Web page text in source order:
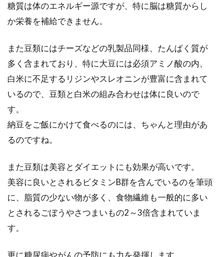
玄米で作るおいしいお粥でカロリー
を気にせず健康な体づくり
栄養の宝庫と言われる玄米は、食感が硬いのが
マイナスイメージですが、お粥にすることでお
いしくいただ...
大豆の煮物の水煮を作ろう！甘いと
小さくて丸くて茶色い大豆。皆さんもよくご存
待できる...
糖質は体のエネルギー源ですが、特に脳は糖質からし
か栄養を補給できません。
また豆類にはチーズなどの乳製品同様、たんぱく質が
多く含まれており、特に大豆には必須アミノ酸の内、
白米に不足するリジンやスレオニンが豊富に含まれて
いるので、豆類と白米の組み合わせは体に良いので
す。
納豆をご飯にかけて食べるのには、ちゃんと理由があ
るのですね。
また豆類は美容とダイエットにも効果が高いです。
美容に良いとされるビタミンB群を含んでいるのを筆頭
に、脂質の少ない物が多く、食物繊維も一般的に多い
とされるごぼうやさつまいもの2～3倍含まれていま
す。
更に糖尿病やがんの予防にも力を発揮します。